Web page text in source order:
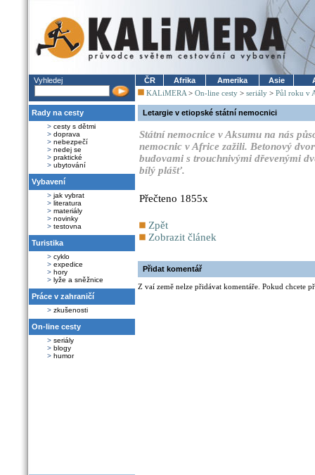
Vyhledej
Rady na cesty
> cesty s dětmi
> doprava
> nebezpečí
> nedej se
> praktické
> ubytování
Vybavení
> jak vybrat
> literatura
> materiály
> novinky
> testovna
Turistika
> cyklo
> expedice
> hory
> lyže a sněžnice
Práce v zahraničí
> zkušenosti
On-line cesty
> seriály
> blogy
> humor
ČR Afrika Amerika Asie
KALiMERA > On-line cesty > seriály > Půl roku v
Letargie v etiopské státní nemocnici
Státní nemocnice v Aksumu na nás
nemocnic v Africe zažili. Betonový
budovami s trouchnivými dřevenými
bílý plášť.
Přečteno 1855x
Zpět
Zobrazit článek
Přidat komentář
Z vaí země nelze přidávat komentáře. Pokud chcete